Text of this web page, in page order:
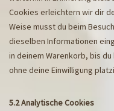
Cookies erleichtern wir dir
Weise musst du beim
dieselben Informationen
in deinem Warenkorb, bis
ohne deine Einwilligung
5.2 Analytische Cookies